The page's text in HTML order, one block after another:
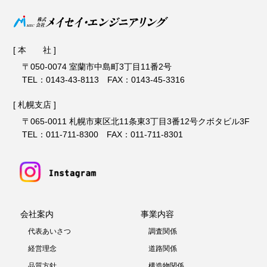
[ 本 社 ]
〒050-0074 室蘭市中島町3丁目11番2号
TEL：0143-43-8113 FAX：0143-45-3316
[ 札幌支店 ]
〒065-0011 札幌市東区北11条東3丁目3番12号クボタビル3F
TEL：011-711-8300 FAX：011-711-8301
会社案内
代表あいさつ
経営理念
事業内容
調査関係
道路関係